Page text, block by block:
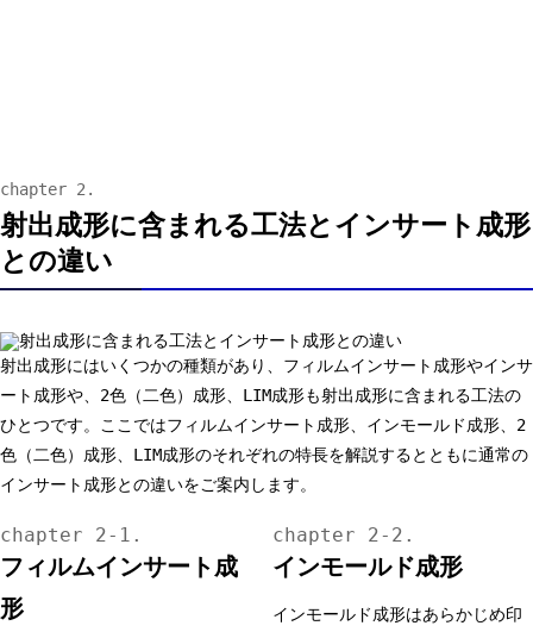
射出成形に含まれる工法とインサート成形
との違い
射出成形にはいくつかの種類があり、フィルムインサート成形やインサ
ート成形や、2色（二色）成形、LIM成形も射出成形に含まれる工法の
ひとつです。ここではフィルムインサート成形、インモールド成形、2
色（二色）成形、LIM成形のそれぞれの特長を解説するとともに通常の
インサート成形との違いをご案内します。
フィルムインサート成
形
インモールド成形
インモールド成形はあらかじめ印